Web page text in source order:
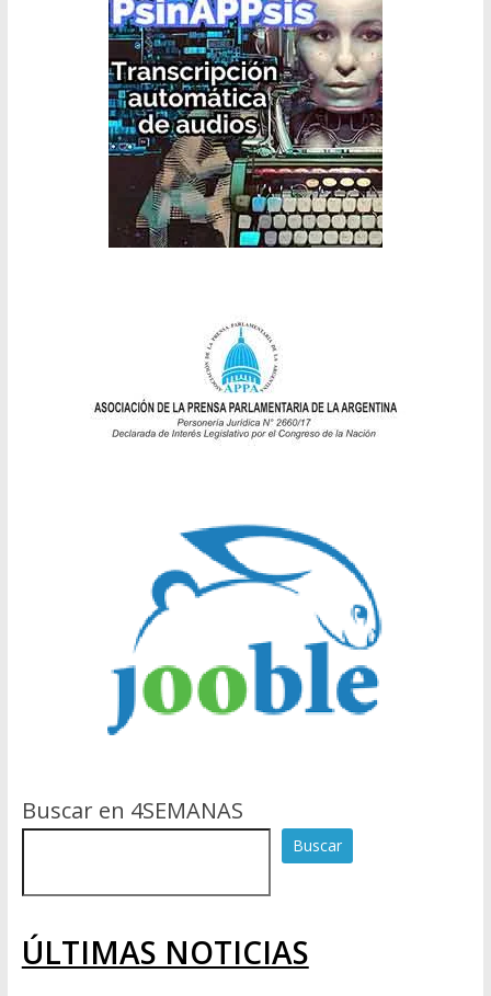
Buscar en 4SEMANAS
Buscar
ÚLTIMAS NOTICIAS